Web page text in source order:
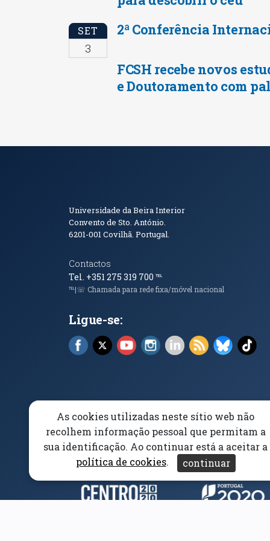
SET
3
2ª Conferência
FCSH recebe novos
e Doutoramento com
Informações de
Universidade da Beira Interior
Convento de Sto. António.
6201-001Covilhã. Portugal.
Contactos
Tel. +351 275 319 700 ℡
℡|☏ Chamada para rede fixa/móvel nacional
Ligue-se:
Facebook (abre em nova janela)
X (abre em nova janela)
YouTube (abre em nova janela)
Instagram (abre em nova
LinkedIn (abre em
RSS (abre em
Bluesky
Elogios, Sugestões e Reclamações Livro Amarelo
Acessibilidade Aviso/Privacidade Proteção
Parceiros e(abre em nova janela)
As cookies utilizadas neste sítio web não
recolhem informação pessoal que permitam a
sua identificação. Ao continuar está a aceitar a
política de cookies. continuar